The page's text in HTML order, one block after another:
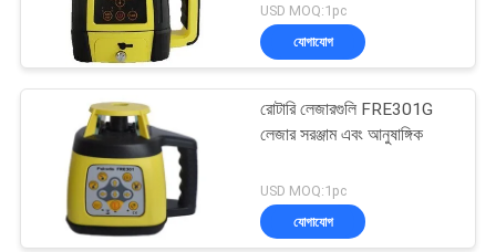
নিয়ন্ত্রণ
যোগাযোগ
খবর
USD MOQ:1pc
যোগাযোগ
রোটারি লেজারগুলি FRE301G
লেজার সরঞ্জাম এবং আনুষাঙ্গিক
USD MOQ:1pc
যোগাযোগ